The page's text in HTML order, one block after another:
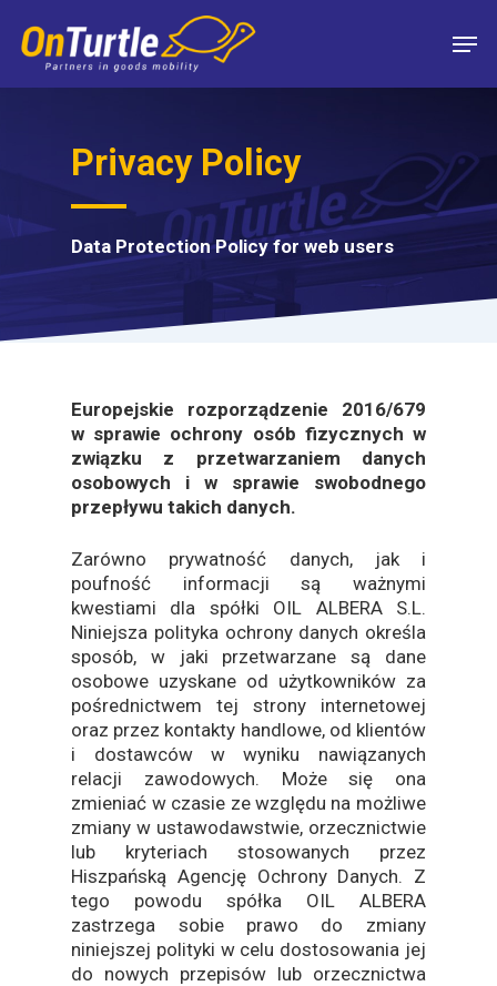
main
content
Privacy Policy
Data Protection Policy for web users
Europejskie rozporządzenie 2016/679
w sprawie ochrony osób fizycznych w
związku z przetwarzaniem danych
osobowych i w sprawie swobodnego
przepływu takich danych.
Zarówno prywatność danych, jak i
poufność informacji są ważnymi
kwestiami dla spółki OIL ALBERA S.L.
Niniejsza polityka ochrony danych określa
sposób, w jaki przetwarzane są dane
osobowe uzyskane od użytkowników za
pośrednictwem tej strony internetowej
oraz przez kontakty handlowe, od klientów
i dostawców w wyniku nawiązanych
relacji zawodowych. Może się ona
zmieniać w czasie ze względu na możliwe
zmiany w ustawodawstwie, orzecznictwie
lub kryteriach stosowanych przez
Hiszpańską Agencję Ochrony Danych. Z
tego powodu spółka OIL ALBERA
zastrzega sobie prawo do zmiany
niniejszej polityki w celu dostosowania jej
do nowych przepisów lub orzecznictwa